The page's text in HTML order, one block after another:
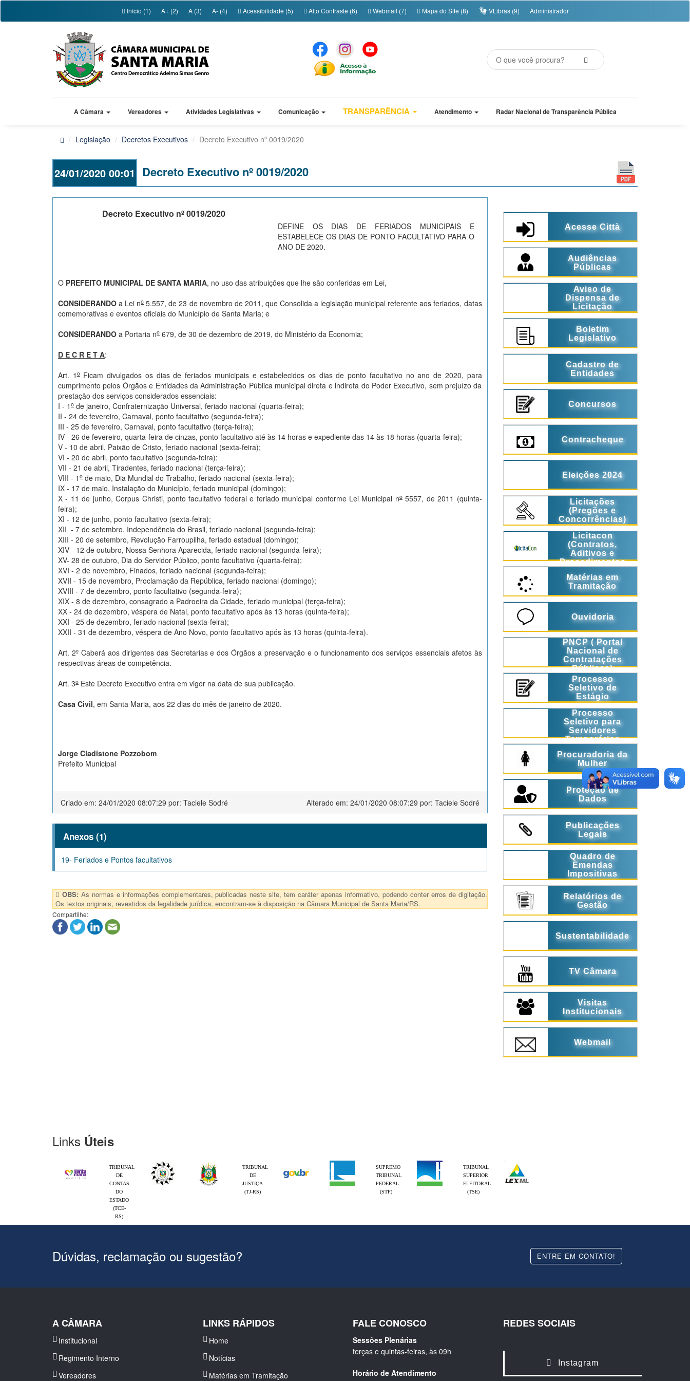
Início (1) A+ (2) A (3) A- (4) Acessibilidade (5) Alto Contraste (6) Webmail (7) Mapa do Site (8) VLibras (9) Administrador
A Câmara Vereadores Atividades Legislativas Comunicação TRANSPARÊNCIA Atendimento Radar Nacional de Transparência Pública
Legislação Decretos Executivos Decreto Executivo nº 0019/2020
24/01/2020 00:01 Decreto Executivo nº 0019/2020
Decreto Executivo nº 0019/2020
DEFINE OS DIAS DE FERIADOS MUNICIPAIS E
ESTABELECE OS DIAS DE PONTO FACULTATIVO PARA O
ANO DE 2020.
O PREFEITO MUNICIPAL DE SANTA MARIA, no uso das atribuições que lhe são conferidas em Lei,
CONSIDERANDO a Lei no5.557, de 23 de novembro de 2011, que Consolida a legislação municipal referente aos feriados, datas
comemorativas e eventos oficiais do Município de Santa Maria; e
CONSIDERANDO a Portaria no 679, de 30 de dezembro de 2019, do Ministério da Economia;
D E C R E T A:
Art. 1oFicam divulgados os dias de feriados municipais e estabelecidos os dias de ponto facultativo no ano de 2020, para
cumprimento pelos Órgãos e Entidades da Administração Pública municipal direta e indireta do Poder Executivo, sem prejuízo da
prestação dos serviços considerados essenciais:
I - 1 o de janeiro, Confraternização Universal, feriado nacional (quarta-feira);
II - 24 de fevereiro, Carnaval, ponto facultativo (segunda-feira);
III - 25 de fevereiro, Carnaval, ponto facultativo (terça-feira);
IV - 26 de fevereiro, quarta-feira de cinzas, ponto facultativo até às 14 horas e expediente das 14 às 18 horas (quarta-feira);
V - 10 de abril, Paixão de Cristo, feriado nacional (sexta-feira);
VI - 20 de abril, ponto facultativo (segunda-feira);
VII - 21 de abril, Tiradentes, feriado nacional (terça-feira);
VIII - 1 o de maio, Dia Mundial do Trabalho, feriado nacional (sexta-feira);
IX - 17 de maio, Instalação do Município, feriado municipal (domingo);
X - 11 de junho, Corpus Christi, ponto facultativo federal e feriado municipal conforme Lei Municipal no5557, de 2011 (quinta-
feira);
XI - 12 de junho, ponto facultativo (sexta-feira);
XII - 7 de setembro, Independência do Brasil, feriado nacional (segunda-feira);
XIII - 20 de setembro, Revolução Farroupilha, feriado estadual (domingo);
XIV - 12 de outubro, Nossa Senhora Aparecida, feriado nacional (segunda-feira);
XV- 28 de outubro, Dia do Servidor Público, ponto facultativo (quarta-feira);
XVI - 2 de novembro, Finados, feriado nacional (segunda-feira);
XVII - 15 de novembro, Proclamação da República, feriado nacional (domingo);
XVIII - 7 de dezembro, ponto facultativo (segunda-feira);
XIX - 8 de dezembro, consagrado a Padroeira da Cidade, feriado municipal (terça-feira);
XX - 24 de dezembro, véspera de Natal, ponto facultativo após às 13 horas (quinta-feira);
XXI - 25 de dezembro, feriado nacional (sexta-feira);
XXII - 31 de dezembro, véspera de Ano Novo, ponto facultativo após às 13 horas (quinta-feira).
Art. 2º Caberá aos dirigentes das Secretarias e dos Órgãos a preservação e o funcionamento dos serviços essenciais afetos às
respectivas áreas de competência.
Art. 3o Este Decreto Executivo entra em vigor na data de sua publicação.
Casa Civil, em Santa Maria, aos 22 dias do mês de janeiro de 2020.
Jorge Cladistone Pozzobom
Prefeito Municipal
Criado em: 24/01/2020 08:07:29 por: Taciele Sodré Alterado em: 24/01/2020 08:07:29 por: Taciele Sodré
Anexos (1)
19- Feriados e Pontos facultativos
OBS: As normas e informações complementares, publicadas neste site, tem caráter apenas informativo, podendo conter erros de digitação.
Os textos originais, revestidos da legalidade jurídica, encontram-se à disposição na Câmara Municipal de Santa Maria/RS.
Compartilhe:
Acesse Città
Audiências
Públicas
Aviso de
Dispensa de
Licitação
Boletim
Legislativo
Cadastro de
Entidades
Concursos
Contracheque
Eleições 2024
Licitações
(Pregões e
Concorrências)
Licitacon
(Contratos,
Aditivos e
Procedimentos
Matérias em
Tramitação
Ouvidoria
PNCP ( Portal
Nacional de
Contratações
Públicas)
Processo
Seletivo de
Estágio
Processo
Seletivo para
Servidores
Temporários
Procuradoria da
Mulher
Proteção de
Dados
Publicações
Legais
Quadro de
Emendas
Impositivas
Relatórios de
Gestão
Sustentabilidade
TV Câmara
Visitas
Institucionais
Webmail
Links Úteis
TRIBUNAL
DE
CONTAS
DO
ESTADO
(TCE-
RS)
TRIBUNAL
DE
JUSTIÇA
(TJ-RS)
SUPREMO
TRIBUNAL
FEDERAL
(STF)
TRIBUNAL
SUPERIOR
ELEITORAL
(TSE)
Dúvidas, reclamação ou sugestão? ENTRE EM CONTATO!
A CÂMARA
Institucional
Regimento Interno
Vereadores
LINKS RÁPIDOS
Home
Notícias
Matérias em Tramitação
FALE CONOSCO
Sessões Plenárias
terças e quintas-feiras, às 09h
Horário de Atendimento
REDES SOCIAIS
Instagram